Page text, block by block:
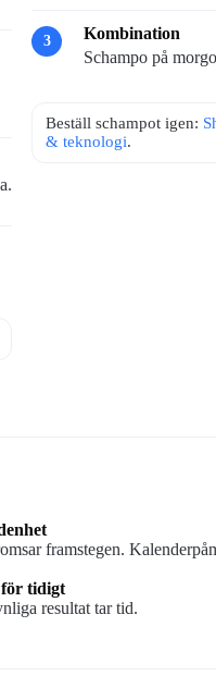
3
Kombination
Schampo på
Beställ schampot igen:
& teknologi.
framstegen.
tidigt
resultat tar tid.